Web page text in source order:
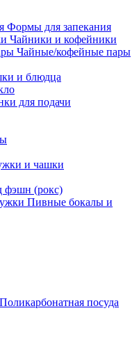
Формы для запекания
Чайники и кофейники
Чайные/кофейные пары
и блюдца
для подачи
и чашки
фэшн (рокс)
Пивные бокалы и
Поликарбонатная посуда